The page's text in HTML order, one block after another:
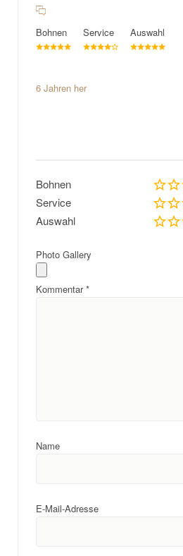
Bohnen Service Auswahl
6 Jahren her
Bohnen
Service
Auswahl
Photo Gallery
Kommentar*
Name
E-Mail-Adresse